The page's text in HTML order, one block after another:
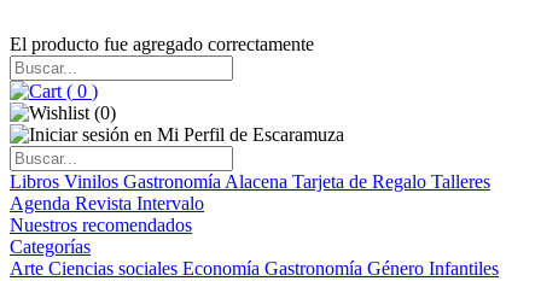
El producto fue agregado correctamente
( 0 )
(0)
Libros Vinilos Gastronomía Alacena Tarjeta de Regalo Talleres
Agenda Revista Intervalo
Nuestros recomendados
Categorías
Arte Ciencias sociales Economía Gastronomía Género Infantiles